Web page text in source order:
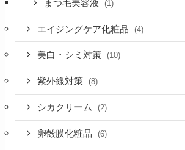
まつ毛美容液 (1)
エイジングケア化粧品 (4)
美白・シミ対策 (10)
紫外線対策 (8)
シカクリーム (2)
卵殻膜化粧品 (6)